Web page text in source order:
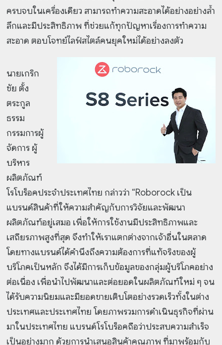
ครบจบในเครื่องเดียว สามารถทำความสะอาดได้อย่างอย่างล้ำ
ลึกและมีประสิทธิภาพ ที่ช่วยแก้ทุกปัญหาเรื่องการทำความ
สะอาด ตอบโจทย์ไลฟ์สไตล์คนยุคใหม่ได้อย่างลงตัว
นายเกริก
ชัย ตั้ง
ตระกูล
ธรรม
กรรมการผู้
จัดการ ผู้
บริหาร
ผลิตภัณฑ์
โรโบร็อคประจำประเทศไทย กล่าวว่า “Roborock เป็น
แบรนด์สินค้าที่ให้ความสำคัญกับการวิจัยและพัฒนา
ผลิตภัณฑ์อยู่เสมอ เพื่อให้การใช้งานมีประสิทธิภาพและ
เสถียรภาพสูงที่สุด จึงทำให้เราแตกต่างจากเจ้าอื่นในตลาด
โดยทางแบรนด์ได้คำนึงถึงความต้องการที่แท้จริงของผู้
บริโภคเป็นหลัก จึงได้มีการเก็บข้อมูลของกลุ่มผู้บริโภคอย่าง
ต่อเนื่อง เพื่อนำไปพัฒนาและต่อยอดในผลิตภัณฑ์ใหม่ ๆ จน
ได้รับความนิยมและมียอดขายเติบโตอย่างรวดเร็วทั้งในต่าง
ประเทศและประเทศไทย โดยภาพรวมการดำเนินธุรกิจที่ผ่าน
มาในประเทศไทย แบรนด์โรโบร็อคถือว่าประสบความสำเร็จ
เป็นอย่างมาก ด้วยการนำเสนอสินค้าคุณภาพ ที่มาพร้อมกับ